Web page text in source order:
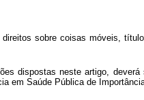
sobre coisas móveis,
dispostas neste artigo,
em Saúde Pública de